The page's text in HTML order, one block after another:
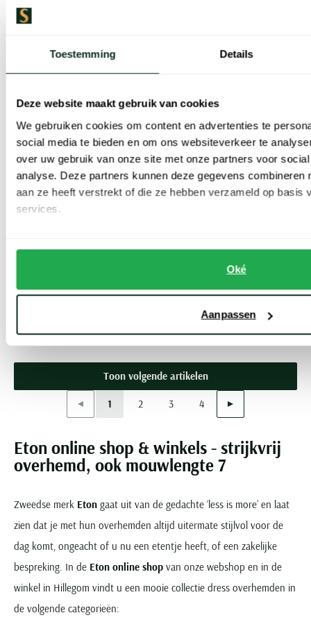
Toestemming Details
Deze website maakt gebruik van cookies
We gebruiken cookies om content en advertenties te
social media te bieden en om ons websiteverkeer te
over uw gebruik van onze site met onze partners voor
analyse. Deze partners kunnen deze gegevens combineren
aan ze heeft verstrekt of die ze hebben verzameld op basis
services.
Oké
Aanpassen
Toon volgende artikelen
Vorige
1 2 3
Page
4 Volgende
Eton online shop & winkels - strijkvrij
overhemd, ook mouwlengte 7
Zweedse merk Eton gaat uit van de gedachte ‘less is more’ en laat
zien dat je met hun overhemden altijd uitermate stijlvol voor de
dag komt, ongeacht of u nu een etentje heeft, of een zakelijke
bespreking. In de Eton online shop van onze webshop en in de
winkel in Hillegom vindt u een mooie collectie dress overhemden in
de volgende categorieën: